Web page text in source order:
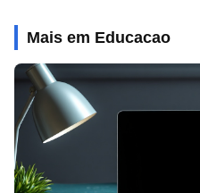
Mais em Educacao